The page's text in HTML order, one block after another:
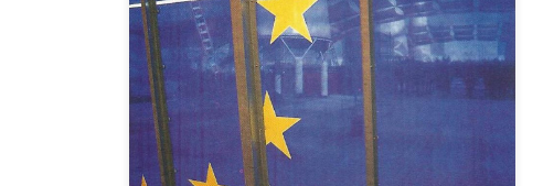
El Consejo de Europa, fundado en 1949, es la más
antigua de las organizaciones políticas europeas y
la primera que se creó tras la Segunda Guerra
Mundial con el fin de favorecer el acercamiento y la
cooperación entre los pueblos y las naciones de
Europa. Aquella jornada el Consejo […]